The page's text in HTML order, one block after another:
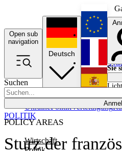
Open sub
navigation
Suchen
POLICY AREAS
Wirtschaft
UkrainePolitikVerteidigung
Deutsch
Sie
Sturz der
POLITIK